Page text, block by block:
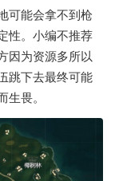
可能会拿不到枪
性。小编不推荐
因为资源多所以
跳下去最终可能
生畏。